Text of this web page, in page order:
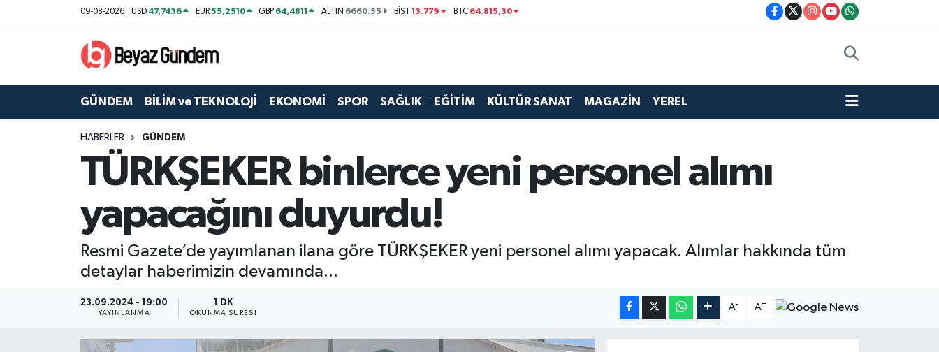
09-08-2026 USD 47,7436 EUR55,2510 GBP 64,4811 ALTIN 6660.55 BİST13.779 BTC 64.815,30
GÜNDEM BİLİM ve TEKNOLOJİ EKONOMİ SPOR SAĞLIK EĞİTİM KÜLTÜR SANAT MAGAZİN YEREL
HABERLER GÜNDEM
TÜRKŞEKER binlerce yeni personel alımı
yapacağını duyurdu!
Resmi Gazete’de yayımlanan ilana göre TÜRKŞEKER yeni personel alımı yapacak. Alımlar hakkında tüm
detaylar haberimizin devamında...
23.09.2024 - 19:00
YAYINLANMA
1 DK
OKUNMA SÜRESI
A- A+
GÜNDEM
BİLİM ve TEKNOLOJİ
KÜLTÜR SANAT
MAGAZİN
Hava Durumu
Trafik Durumu
Tüm Manşetler
Haber Arşivi